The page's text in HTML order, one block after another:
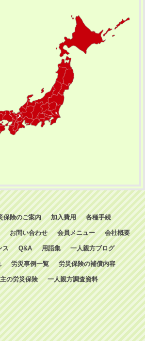
保険のご案内 加入費用 各種手続
お問い合わせ 会員メニュー 会社概要
ス Q&A 用語集 一人親方ブログ
労災事例一覧 労災保険の補償内容
の労災保険 一人親方調査資料